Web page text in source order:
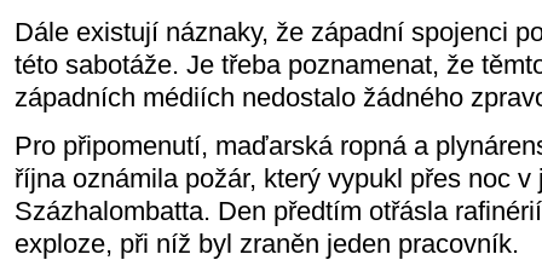
Dále existují náznaky, že západní spojenci
této sabotáže. Je třeba poznamenat, že
západních médiích nedostalo žádného
Pro připomenutí, maďarská ropná a
října oznámila požár, který vypukl přes noc v
Százhalombatta. Den předtím otřásla
exploze, při níž byl zraněn jeden pracovník.